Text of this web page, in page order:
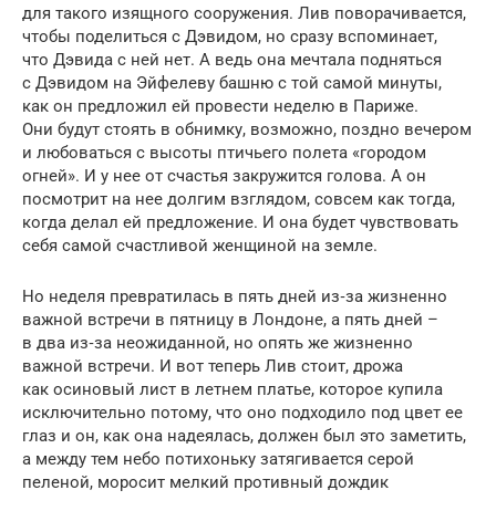
для такого изящного сооружения. Лив поворачивается,
чтобы поделиться с Дэвидом, но сразу вспоминает,
что Дэвида с ней нет. А ведь она мечтала подняться
с Дэвидом на Эйфелеву башню с той самой минуты,
как он предложил ей провести неделю в Париже.
Они будут стоять в обнимку, возможно, поздно вечером
и любоваться с высоты птичьего полета «городом
огней». И у нее от счастья закружится голова. А он
посмотрит на нее долгим взглядом, совсем как тогда,
когда делал ей предложение. И она будет чувствовать
себя самой счастливой женщиной на земле.
Но неделя превратилась в пять дней из‑за жизненно
важной встречи в пятницу в Лондоне, а пять дней –
в два из‑за неожиданной, но опять же жизненно
важной встречи. И вот теперь Лив стоит, дрожа
как осиновый лист в летнем платье, которое купила
исключительно потому, что оно подходило под цвет ее
глаз и он, как она надеялась, должен был это заметить,
а между тем небо потихоньку затягивается серой
пеленой, моросит мелкий противный дождик